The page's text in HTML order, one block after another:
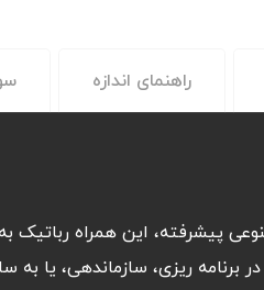
راهنمای اندازه
پیشرفته، این همراه
برنامه ریزی، سازماندهی، یا